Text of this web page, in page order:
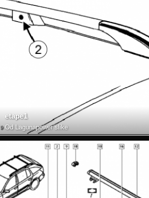
etape1
Od Lagunapower slike